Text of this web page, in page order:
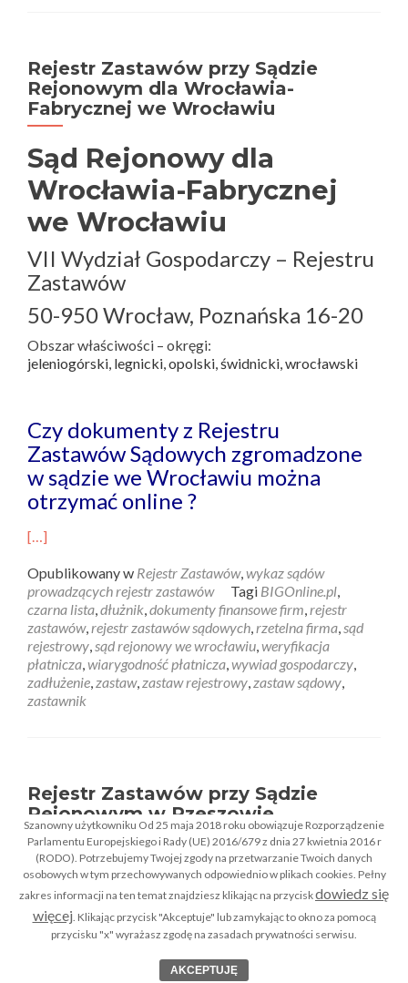
Rejestr Zastawów przy Sądzie
Rejonowym dla Wrocławia-
Fabrycznej we Wrocławiu
Sąd Rejonowy dla
Wrocławia-Fabrycznej
we Wrocławiu
VII Wydział Gospodarczy – Rejestru
Zastawów
50-950 Wrocław, Poznańska 16-20
Obszar właściwości – okręgi:
jeleniogórski, legnicki, opolski, świdnicki, wrocławski
Czy dokumenty z Rejestru
Zastawów Sądowych zgromadzone
w sądzie we Wrocławiu można
otrzymać online ?
[…]
Opublikowany w Rejestr Zastawów,wykaz sądów
prowadzących rejestr zastawów
Tagi BIGOnline.pl,
czarna lista,dłużnik,dokumenty finansowe firm,rejestr
zastawów,rejestr zastawów sądowych,rzetelna firma,sąd
rejestrowy,sąd rejonowy we wrocławiu,weryfikacja
płatnicza,wiarygodność płatnicza,wywiad gospodarczy,
zadłużenie,zastaw,zastaw rejestrowy,zastaw sądowy,
zastawnik
Rejestr Zastawów przy Sądzie
Rejonowym w Rzeszowie
Sąd Rejonowy w
Rzeszowie
IX Wydział Gospodarczy – Rejestru
Szanowny użytkowniku Od 25 maja 2018 roku obowiązuje Rozporządzenie
Parlamentu Europejskiego i Rady (UE) 2016/679 z dnia 27 kwietnia 2016 r
(RODO). Potrzebujemy Twojej zgody na przetwarzanie Twoich danych
osobowych w tym przechowywanych odpowiednio w plikach cookies. Pełny
zakres informacji na ten temat znajdziesz klikając na przyciskdowiedz się
więcej. Klikając przycisk "Akceptuje" lub zamykając to okno za pomocą
przycisku "x" wyrażasz zgodę na zasadach prywatności serwisu.
AKCEPTUJĘ